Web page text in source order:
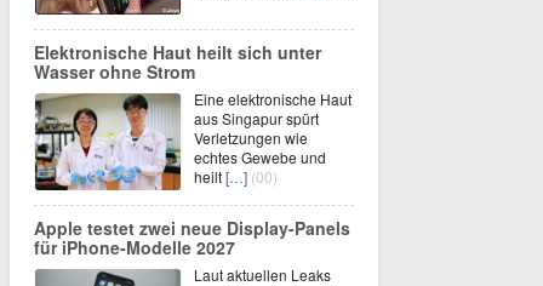
Elektronische Haut heilt sich unter
Wasser ohne Strom
Eine elektronische Haut
aus Singapur spürt
Verletzungen wie
echtes Gewebe und
heilt[…] (00)
Apple testet zwei neue Display-Panels
für iPhone-Modelle 2027
Laut aktuellen Leaks